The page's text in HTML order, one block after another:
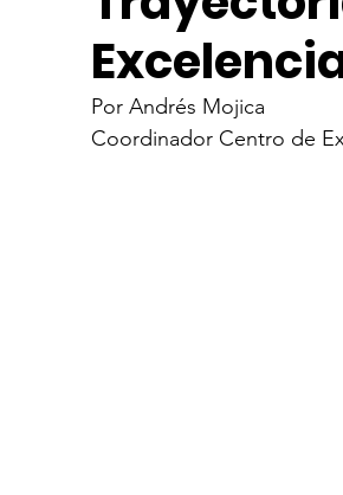
Por Andrés Mojica
Coordinador Centro de